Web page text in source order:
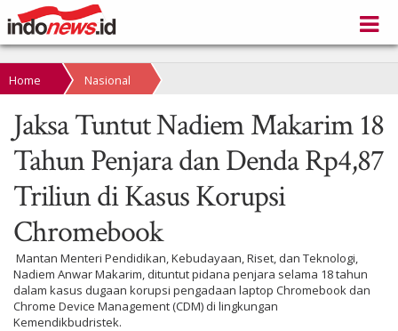
Home Nasional
Jaksa Tuntut Nadiem Makarim 18
Tahun Penjara dan Denda Rp4,87
Triliun di Kasus Korupsi
Chromebook
Mantan Menteri Pendidikan, Kebudayaan, Riset, dan Teknologi,
Nadiem Anwar Makarim, dituntut pidana penjara selama 18 tahun
dalam kasus dugaan korupsi pengadaan laptop Chromebook dan
Chrome Device Management (CDM) di lingkungan
Kemendikbudristek.